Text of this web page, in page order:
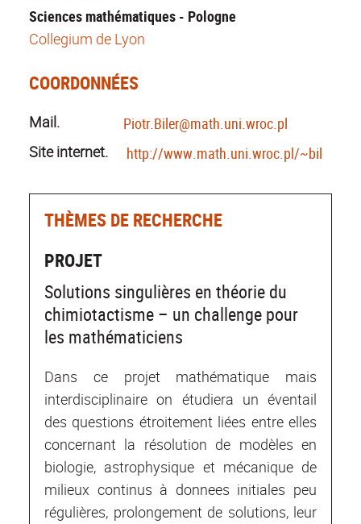
Sciences mathématiques - Pologne
Collegium de Lyon
COORDONNÉES
Mail.
Piotr.Biler@math.uni.wroc.pl
Site internet.
http://www.math.uni.wroc.pl/~biler/
THÈMES DE RECHERCHE
PROJET
Solutions singulières en théorie du
chimiotactisme – un challenge pour
les mathématiciens
Dans ce projet mathématique mais
interdisciplinaire on étudiera un éventail
des questions étroitement liées entre elles
concernant la résolution de modèles en
biologie, astrophysique et mécanique de
milieux continus à donnees initiales peu
régulières, prolongement de solutions, leur